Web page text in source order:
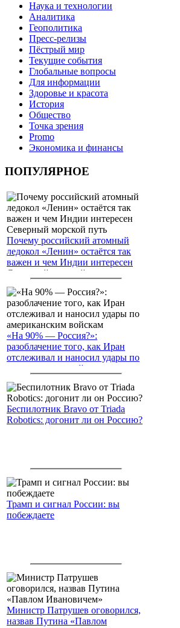
Наука и технологии
Аналитика
Геополитика
Пресс-релизы
Пёстрый мир
Текущие события
Глобальные вопросы
Для информации
Здоровье и красота
История
Общество
Точка зрения
Promo
Экономика и финансы
ПОПУЛЯРНОЕ
Почему российский атомный
ледокол «Ленин» остаётся так
важен и чем Индии интересен
Северный морской путь
«На 90% — Россия?»:
разоблачение того, как Иран
отслеживал и наносил удары по
американским войскам
Беспилотник Bravo от Triada
Robotics: догонит ли он Россию?
Трамп и сигнал России: вы
побеждаете
Министр Патрушев оговорился,
назвав Путина «Павлом